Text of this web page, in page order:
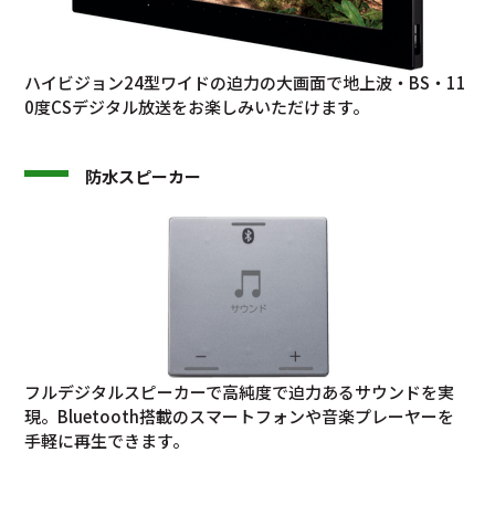
ハイビジョン24型ワイドの迫力の大画面で地上波・BS・11
0度CSデジタル放送をお楽しみいただけます。
防水スピーカー
フルデジタルスピーカーで高純度で迫力あるサウンドを実
現。Bluetooth搭載のスマートフォンや音楽プレーヤーを
手軽に再生できます。